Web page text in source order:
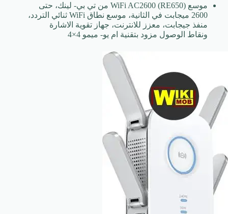
موسع WiFi AC2600 (RE650) من تي بي- لينك، حتى
2600 ميجابت في الثانية، موسع نطاق WiFi ثنائي التردد،
منفذ جيجابت، معزز للانترنت، جهاز تقوية الاشارة
ونقاط الوصول مزود بتقنية ام يو- ميمو 4×4